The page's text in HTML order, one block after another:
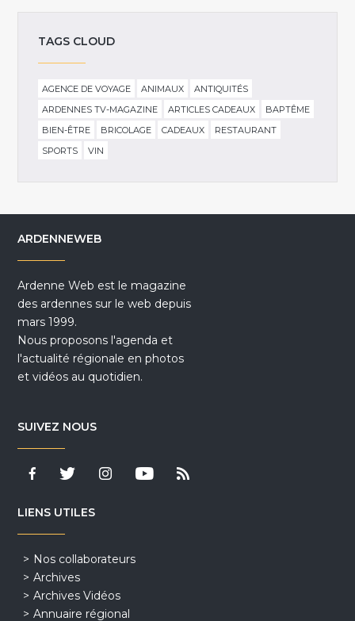
TAGS CLOUD
AGENCE DE VOYAGE ANIMAUX
ANTIQUITÉS
ARDENNES TV-MAGAZINE
ARTICLES CADEAUX
BAPTÊME
BIEN-ÊTRE
BRICOLAGE CADEAUX
RESTAURANT
SPORTS
VIN
ARDENNEWEB
Ardenne Web est le magazine
des ardennes sur le web depuis
mars 1999.
Nous proposons l'agenda et
l'actualité régionale en photos
et vidéos au quotidien.
SUIVEZ NOUS
LIENS UTILES
Nos collaborateurs
Archives
Archives Vidéos
Annuaire régional